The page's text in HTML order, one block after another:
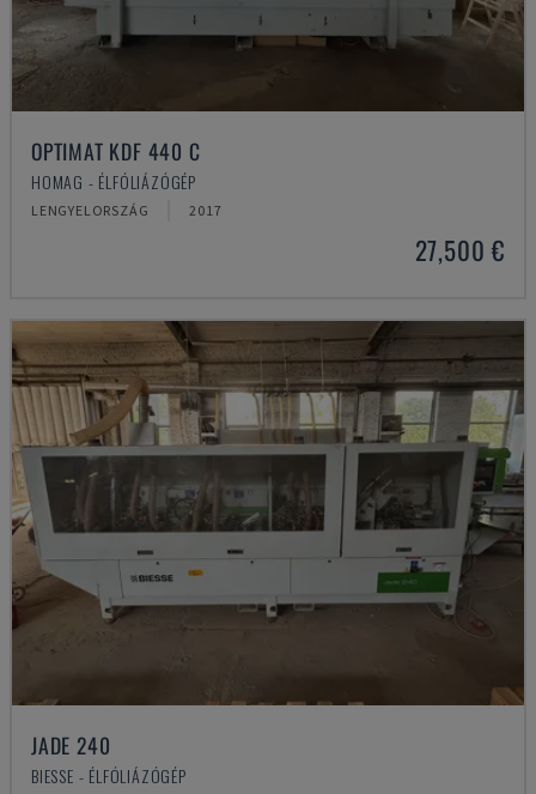
OPTIMAT KDF 440 C
HOMAG - ÉLFÓLIÁZÓGÉP
LENGYELORSZÁG 2017
27,500 €
JADE 240
BIESSE - ÉLFÓLIÁZÓGÉP